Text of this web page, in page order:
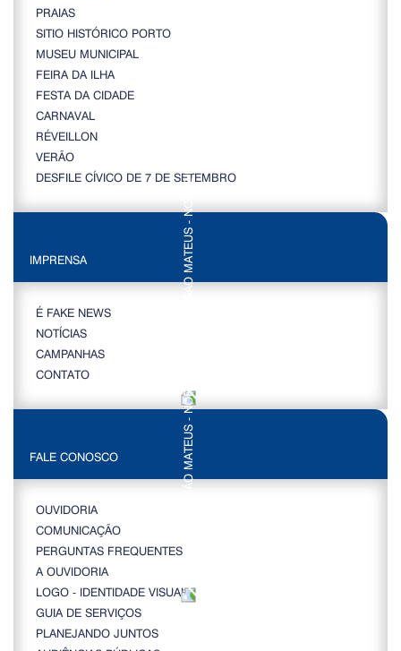
PRAIAS
SITIO HISTÓRICO PORTO
MUSEU MUNICIPAL
FEIRA DA ILHA
FESTA DA CIDADE
CARNAVAL
RÉVEILLON
VERÃO
DESFILE CÍVICO DE 7 DE SETEMBRO
IMPRENSA
É FAKE NEWS
NOTÍCIAS
CAMPANHAS
CONTATO
FALE CONOSCO
OUVIDORIA
COMUNICAÇÃO
PERGUNTAS FREQUENTES
A OUVIDORIA
LOGO - IDENTIDADE VISUAL
GUIA DE SERVIÇOS
PLANEJANDO JUNTOS